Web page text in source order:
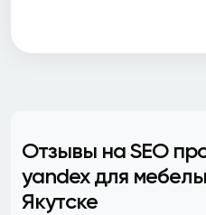
Отзывы на SEO
yandex для
Якутске